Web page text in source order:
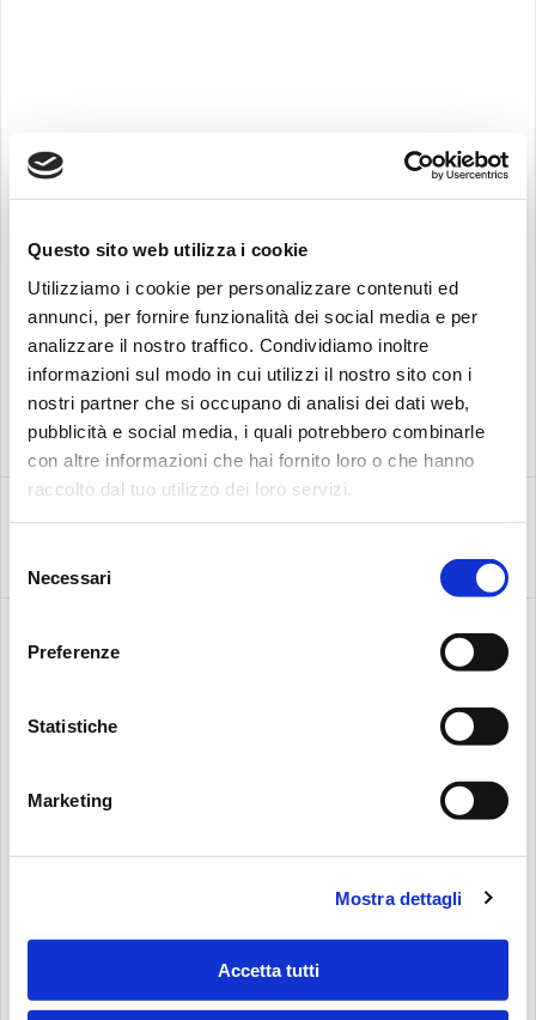
Questo sito web utilizza i cookie
Utilizziamo i cookie per personalizzare contenuti ed
annunci, per fornire funzionalità dei social media e per
analizzare il nostro traffico. Condividiamo inoltre
informazioni sul modo in cui utilizzi il nostro sito con i
nostri partner che si occupano di analisi dei dati web,
pubblicità e social media, i quali potrebbero combinarle
con altre informazioni che hai fornito loro o che hanno
raccolto dal tuo utilizzo dei loro servizi.
delNecessari
Preferenze
Statistiche
Marketing
Mostra dettagli
Accetta tutti
Search:
CLOGGING
T2